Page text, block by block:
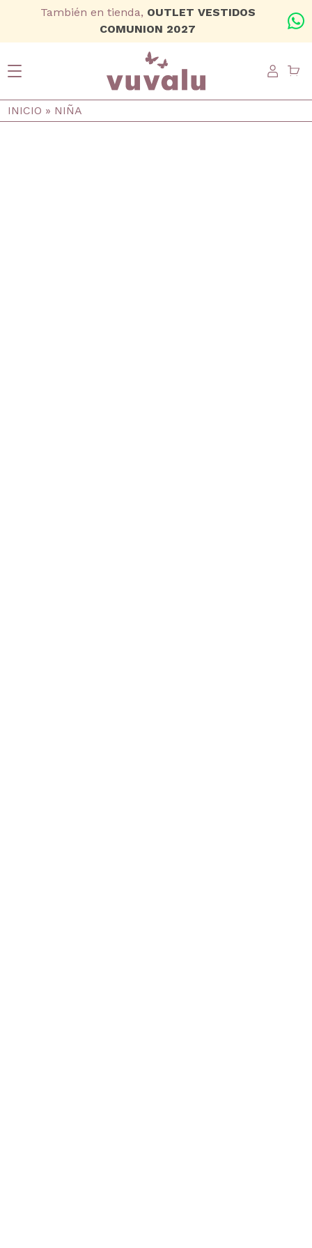
Ir al contenido principal
También en tienda, OUTLET VESTIDOS
COMUNION 2027
Ruta de navegación
INICIO NIÑA